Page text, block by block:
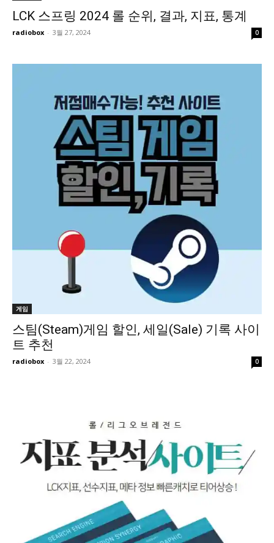
LCK 스프링 2024 롤 순위, 결과, 지표, 통계
radiobox - 3월 27, 2024 0
게임
스팀(Steam)게임 할인, 세일(Sale) 기록 사이
트 추천
radiobox - 3월 22, 2024 0